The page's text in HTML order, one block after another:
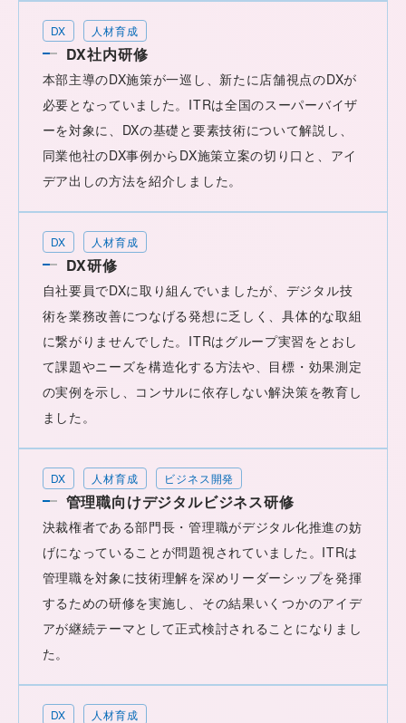
DX 人材育成
DX社内研修
本部主導のDX施策が一巡し、新たに店舗視点のDXが
必要となっていました。ITRは全国のスーパーバイザ
ーを対象に、DXの基礎と要素技術について解説し、
同業他社のDX事例からDX施策立案の切り口と、アイ
デア出しの方法を紹介しました。
DX 人材育成
DX研修
自社要員でDXに取り組んでいましたが、デジタル技
術を業務改善につなげる発想に乏しく、具体的な取組
に繋がりませんでした。ITRはグループ実習をとおし
て課題やニーズを構造化する方法や、目標・効果測定
の実例を示し、コンサルに依存しない解決策を教育し
ました。
DX 人材育成 ビジネス開発
管理職向けデジタルビジネス研修
決裁権者である部門長・管理職がデジタル化推進の妨
げになっていることが問題視されていました。ITRは
管理職を対象に技術理解を深めリーダーシップを発揮
するための研修を実施し、その結果いくつかのアイデ
アが継続テーマとして正式検討されることになりまし
た。
DX 人材育成